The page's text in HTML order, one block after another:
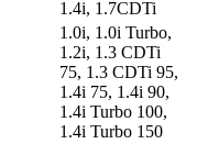
1.4i, 1.7CDTi
1.0i, 1.0i Turbo,
1.2i, 1.3 CDTi
75, 1.3 CDTi 95,
1.4i 75, 1.4i 90,
1.4i Turbo 100,
1.4i Turbo 150